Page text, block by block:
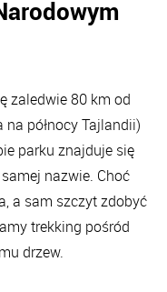
zaledwie 80 km od
północy Tajlandii)
parku znajduje się
nazwie. Choć
a sam szczyt zdobyć
trekking pośród
drzew.